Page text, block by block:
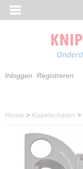
Inloggen Registreren
Home > Kabelscharen >